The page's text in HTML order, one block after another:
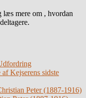
læs mere om , hvordan
Kejserens sidste
Peter (1887-1916)